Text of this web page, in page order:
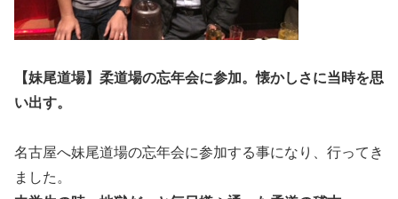
【妹尾道場】柔道場の忘年会に参加。懐かしさに当時を思
い出す。
名古屋へ妹尾道場の忘年会に参加する事になり、行ってき
ました。